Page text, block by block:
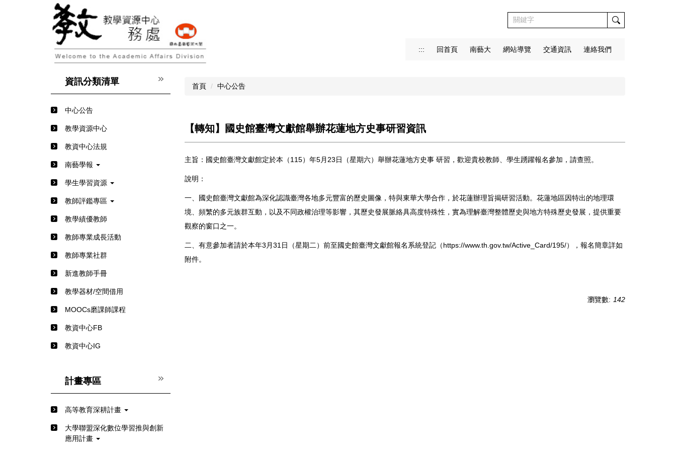
::: 回首頁 南藝大 網站導覽 交通資訊 連絡我們
資訊分類清單
中心公告
教學資源中心
教資中心法規
南藝學報
學生學習資源
教師評鑑專區
教學績優教師
教師專業成長活動
教師專業社群
新進教師手冊
教學器材/空間借用
MOOCs磨課師課程
教資中心FB
教資中心IG
計畫專區
高等教育深耕計畫
⼤學聯盟深化數位學習推與創新
應⽤計畫
首頁 中心公告
【轉知】國史館臺灣文獻館舉辦花蓮地方史事研習資訊
主旨：國史館臺灣文獻館定於本（115）年5月23日（星期六）舉辦花蓮地方史事 研習，歡迎貴校教師、學生踴躍報名參加，請查照。
說明：
一、國史館臺灣文獻館為深化認識臺灣各地多元豐富的歷史圖像，特與東華大學合作，於花蓮辦理旨揭研習活動。花蓮地區因特出的地理環
境、頻繁的多元族群互動，以及不同政權治理等影響，其歷史發展脈絡具高度特殊性，實為理解臺灣整體歷史與地方特殊歷史發展，提供重要
觀察的窗口之一。
二、有意參加者請於本年3月31日（星期二）前至國史館臺灣文獻館報名系統登記（https://www.th.gov.tw/Active_Card/195/），報名簡章詳如
附件。
瀏覽數: 142